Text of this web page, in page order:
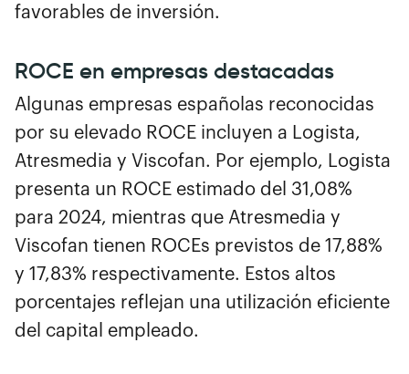
favorables de inversión.
ROCE en empresas destacadas
Algunas empresas españolas reconocidas
por su elevado ROCE incluyen a Logista,
Atresmedia y Viscofan. Por ejemplo, Logista
presenta un ROCE estimado del 31,08%
para 2024, mientras que Atresmedia y
Viscofan tienen ROCEs previstos de 17,88%
y 17,83% respectivamente. Estos altos
porcentajes reflejan una utilización eficiente
del capital empleado.